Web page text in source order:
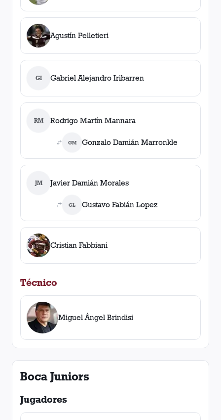
Agustín Pelletieri
GI Gabriel Alejandro Iribarren
RM Rodrigo Martín Mannara
GM Gonzalo Damián Marronkle
JM Javier Damián Morales
GL Gustavo Fabián Lopez
Cristian Fabbiani
Técnico
Miguel Ángel Brindisi
Boca Juniors
Jugadores